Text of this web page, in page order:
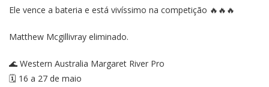
Ele vence a bateria e está vivíssimo na competição 🔥🔥🔥
Matthew Mcgillivray eliminado.
🌊 Western Australia Margaret River Pro
🗓️ 16 a 27 de maio